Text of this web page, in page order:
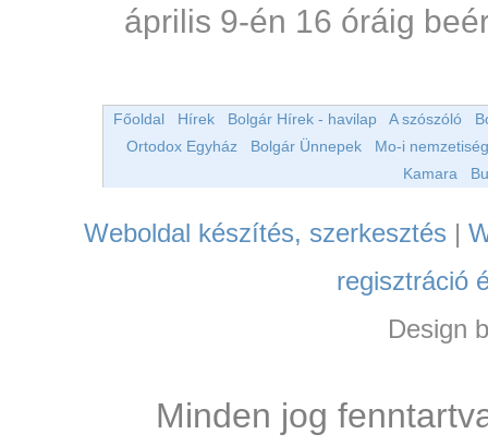
április 9-én 16 óráig
Főoldal Hírek Bolgár Hírek - havilap A szószóló
Ortodox Egyház
Bolgár Ünnepek
Mo-i
Kamara
Weboldal készítés, szerkesztés |
regisztráció
Design
Minden jog